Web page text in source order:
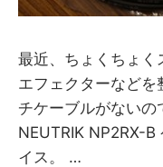
最近、ちょくちょく
エフェクターなどを
チケーブルがない
NEUTRIK NP2RX-B
イス。 …